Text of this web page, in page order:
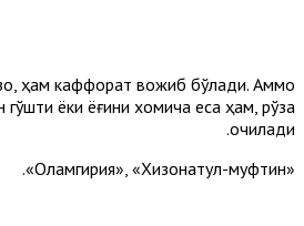
ҳам каффорат вожиб бўлади. Аммо
гўшти ёки ёғини хомича еса ҳам, рўза
очилади.
«Оламгирия», «Хизонатул-муфтин».